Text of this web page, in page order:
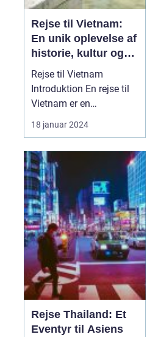
Rejse til Vietnam:
En unik oplevelse af
historie, kultur og
naturskønhed
Rejse til Vietnam
Introduktion En rejse til
Vietnam er en
uforglemmelig oplevelse,
der ...
18 januar 2024
Rejse Thailand: Et
Eventyr til Asiens